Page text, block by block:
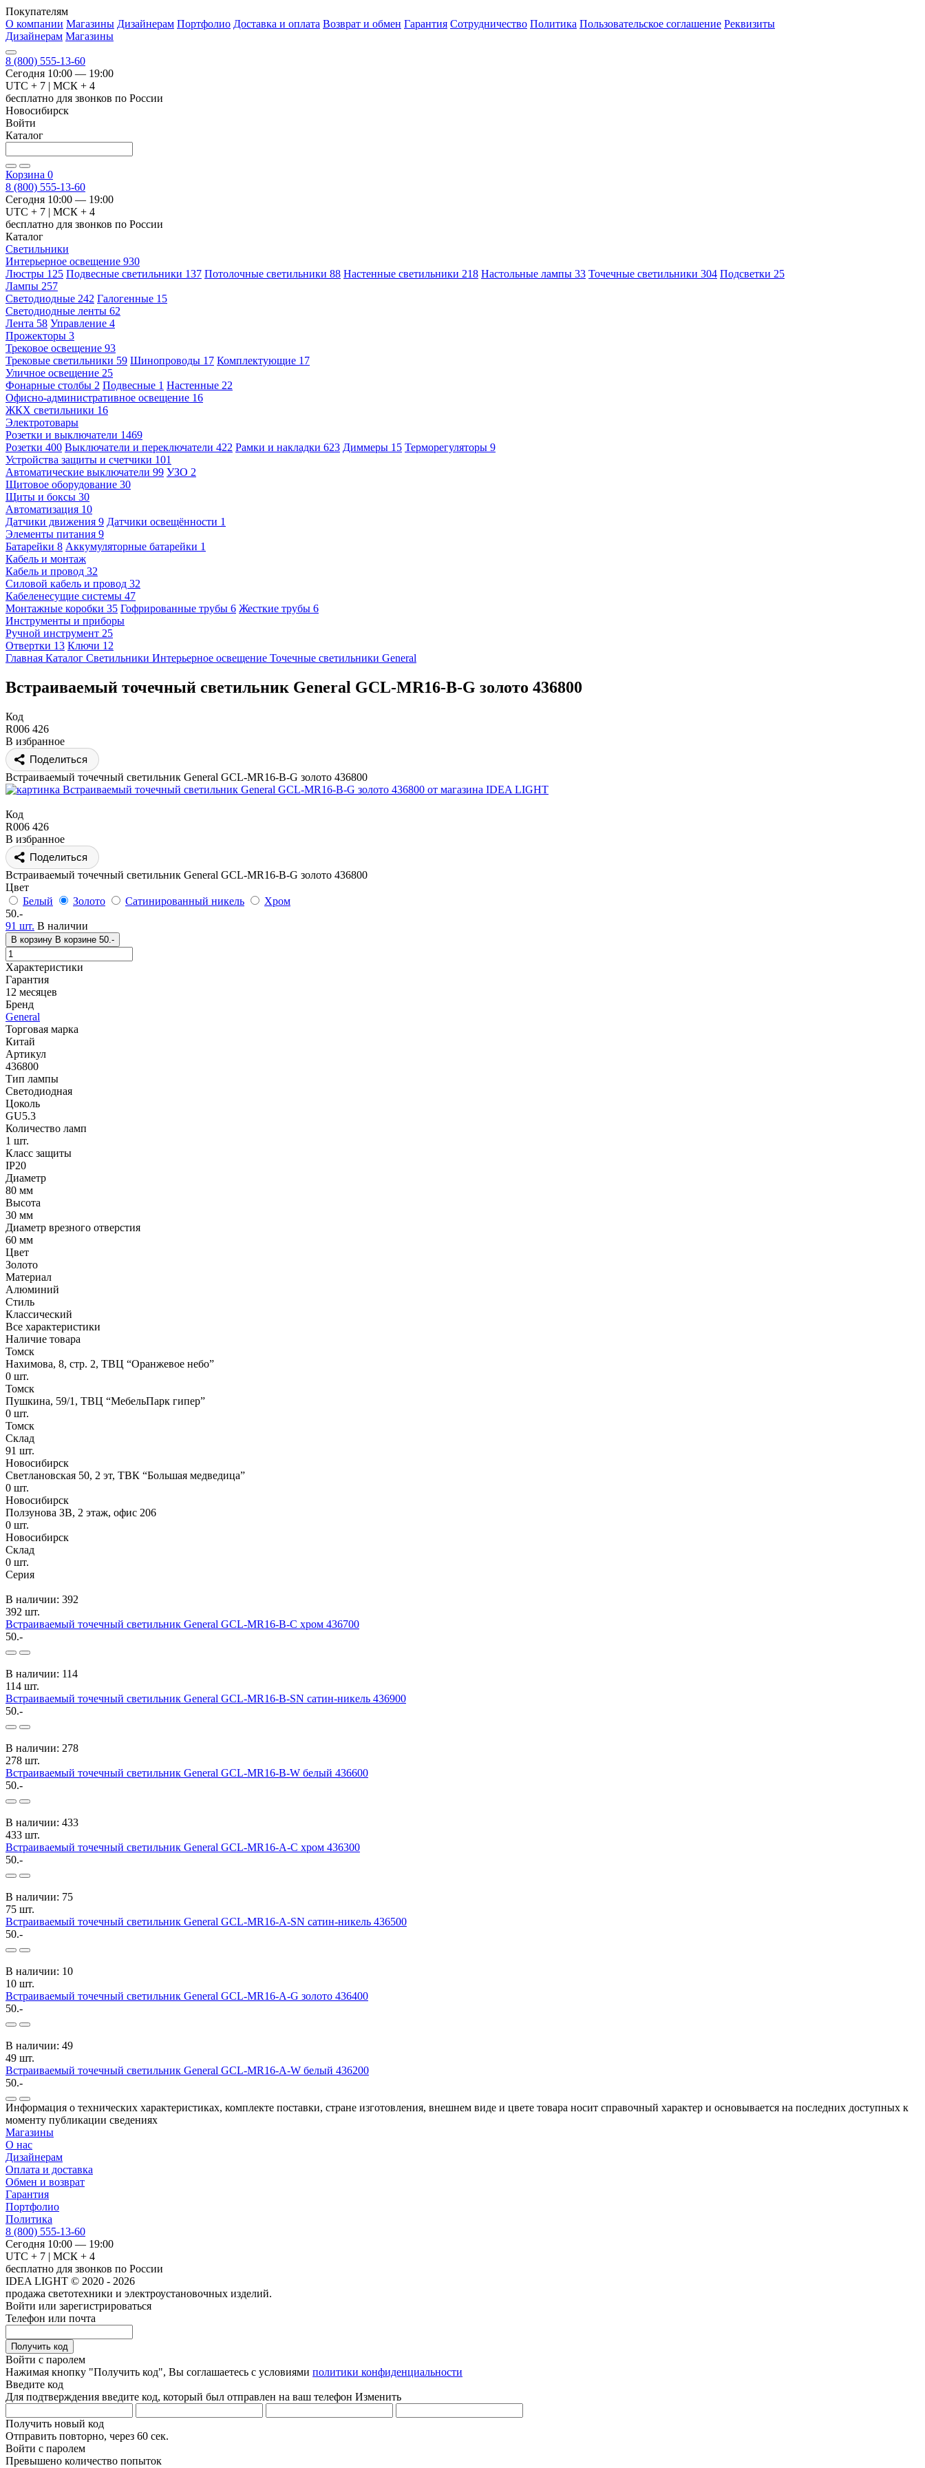
Покупателям
О компании Магазины Дизайнерам Портфолио Доставка и оплата Возврат и обмен Гарантия Сотрудничество Политика Пользовательское соглашение Реквизиты
Дизайнерам Магазины
8 (800) 555-13-60
Сегодня 10:00 — 19:00
UTC + 7 | МСК + 4
бесплатно для звонков по России
Новосибирск
Войти
Каталог
Корзина 0
8 (800) 555-13-60
Сегодня 10:00 — 19:00
UTC + 7 | МСК + 4
бесплатно для звонков по России
Каталог
Светильники
Интерьерное освещение 930
Люстры 125 Подвесные светильники 137 Потолочные светильники 88 Настенные светильники 218 Настольные лампы 33 Точечные светильники 304 Подсветки 25
Лампы 257
Светодиодные 242 Галогенные 15
Светодиодные ленты 62
Лента 58 Управление 4
Прожекторы 3
Трековое освещение 93
Трековые светильники 59 Шинопроводы 17 Комплектующие 17
Уличное освещение 25
Фонарные столбы 2 Подвесные 1 Настенные 22
Офисно-административное освещение 16
ЖКХ светильники 16
Электротовары
Розетки и выключатели 1469
Розетки 400 Выключатели и переключатели 422 Рамки и накладки 623 Диммеры 15 Терморегуляторы 9
Устройства защиты и счетчики 101
Автоматические выключатели 99 УЗО 2
Щитовое оборудование 30
Щиты и боксы 30
Автоматизация 10
Датчики движения 9 Датчики освещённости 1
Элементы питания 9
Батарейки 8 Аккумуляторные батарейки 1
Кабель и монтаж
Кабель и провод 32
Силовой кабель и провод 32
Кабеленесущие системы 47
Монтажные коробки 35 Гофрированные трубы 6 Жесткие трубы 6
Инструменты и приборы
Ручной инструмент 25
Отвертки 13 Ключи 12
Главная Каталог Светильники Интерьерное освещение Точечные светильники General
Встраиваемый точечный светильник General GCL-MR16-B-G золото 436800
Код
R006 426
В избранное
Поделиться
Встраиваемый точечный светильник General GCL-MR16-B-G золото 436800
Код
R006 426
В избранное
Поделиться
Встраиваемый точечный светильник General GCL-MR16-B-G золото 436800
Цвет
Белый
Золото Сатинированный никель
Хром
50.-
91 шт. В наличии
В корзину В корзине 50.-
Характеристики
Гарантия
12 месяцев
Бренд
General
Торговая марка
Китай
Артикул
436800
Тип лампы
Светодиодная
Цоколь
GU5.3
Количество ламп
1 шт.
Класс защиты
IP20
Диаметр
80 мм
Высота
30 мм
Диаметр врезного отверстия
60 мм
Цвет
Золото
Материал
Алюминий
Стиль
Классический
Все характеристики
Наличие товара
Томск
Нахимова, 8, стр. 2​, ТВЦ “Оранжевое небо​”
0 шт.
Томск
Пушкина, 59/1, ТВЦ “МебельПарк гипер”
0 шт.
Томск
Склад
91 шт.
Новосибирск
Светлановская 50, 2 эт, ТВК “Большая медведица”
0 шт.
Новосибирск
Ползунова ЗВ, 2 этаж, офис 206
0 шт.
Новосибирск
Склад
0 шт.
Серия
В наличии: 392
392 шт.
Встраиваемый точечный светильник General GCL-MR16-B-С хром 436700
50.-
В наличии: 114
114 шт.
Встраиваемый точечный светильник General GCL-MR16-B-SN сатин-никель 436900
50.-
В наличии: 278
278 шт.
Встраиваемый точечный светильник General GCL-MR16-B-W белый 436600
50.-
В наличии: 433
433 шт.
Встраиваемый точечный светильник General GCL-MR16-A-C хром 436300
50.-
В наличии: 75
75 шт.
Встраиваемый точечный светильник General GCL-MR16-A-SN сатин-никель 436500
50.-
В наличии: 10
10 шт.
Встраиваемый точечный светильник General GCL-MR16-A-G золото 436400
50.-
В наличии: 49
49 шт.
Встраиваемый точечный светильник General GCL-MR16-A-W белый 436200
50.-
Информация о технических характеристиках, комплекте поставки, стране изготовления, внешнем виде и цвете товара носит справочный характер и основывается на последних доступных к
моменту публикации сведениях
Магазины
О нас
Дизайнерам
Оплата и доставка
Обмен и возврат
Гарантия
Портфолио
Политика
8 (800) 555-13-60
Сегодня 10:00 — 19:00
UTC + 7 | МСК + 4
бесплатно для звонков по России
IDEA LIGHT © 2020 - 2026
продажа светотехники и электроустановочных изделий.
Войти или зарегистрироваться
Телефон или почта
Получить код
Войти с паролем
Нажимая кнопку "Получить код", Вы соглашаетесь с условиями политики конфиденциальности
Введите код
Для подтверждения введите код, который был отправлен на ваш телефон Изменить
Получить новый код
Отправить повторно, через 60 сек.
Войти с паролем
Превышено количество попыток